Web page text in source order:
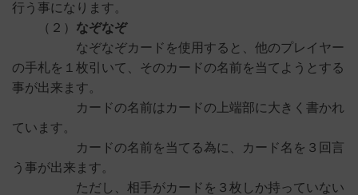
行う事になります。
（２） なぞなぞ
なぞなぞカードを使用すると、他のプレイヤー
の手札を１枚引いて、そのカードの名前を当てようとする
事が出来ます。
カードの名前はカードの上端部に大きく書かれ
ています。
カードの名前を当てる為に、カード名を３回言
う事が出来ます。
ただし、相手がカードを３枚しか持っていない